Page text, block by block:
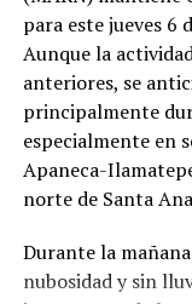
Comparte esto:
para este jueves 6
Aunque la
anteriores, se
principalmente
especialmente en
Apaneca-
norte de Santa
Durante la
nubosidad y sin